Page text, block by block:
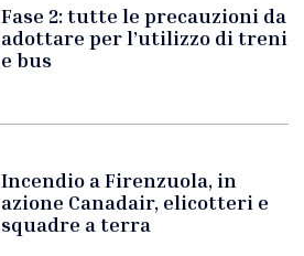
Fase 2: tutte le precauzioni da
adottare per l’utilizzo di treni
e bus
Incendio a Firenzuola, in
azione Canadair, elicotteri e
squadre a terra